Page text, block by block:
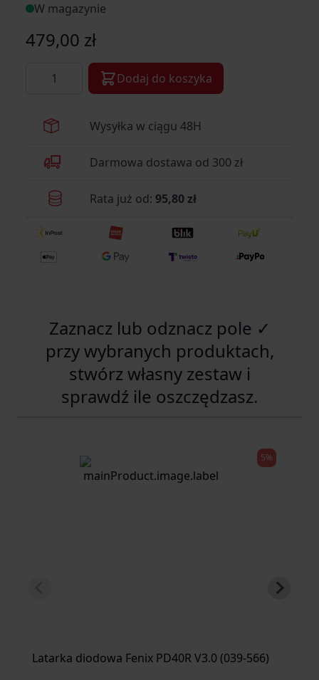
W magazynie
479,00 zł
Dodaj do koszyka
Wysyłka w ciągu 48H
Darmowa dostawa od 300 zł
Rata już od: 95,80 zł
Zaznacz lub odznacz pole ✓
przy wybranych produktach,
stwórz własny zestaw i
sprawdź ile oszczędzasz.
5%
Latarka diodowa Fenix PD40R V3.0 (039-566)